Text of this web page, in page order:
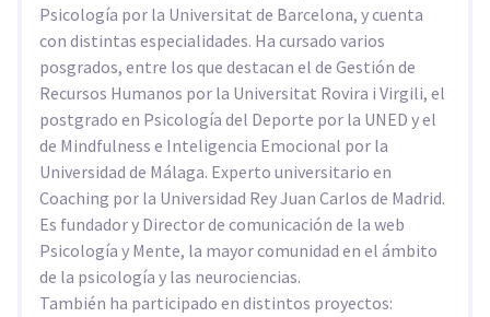
Psicología por la Universitat de Barcelona, y cuenta
con distintas especialidades. Ha cursado varios
posgrados, entre los que destacan el de Gestión de
Recursos Humanos por la Universitat Rovira i Virgili, el
postgrado en Psicología del Deporte por la UNED y el
de Mindfulness e Inteligencia Emocional por la
Universidad de Málaga. Experto universitario en
Coaching por la Universidad Rey Juan Carlos de Madrid.
Es fundador y Director de comunicación de la web
Psicología y Mente, la mayor comunidad en el ámbito
de la psicología y las neurociencias.
También ha participado en distintos proyectos: